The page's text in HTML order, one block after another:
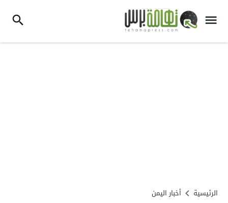
الرئيسية أخبار اليمن